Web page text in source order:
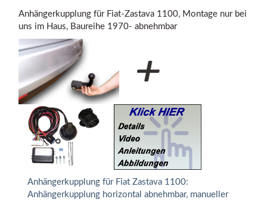
Anhängerkupplung für Fiat-Zastava 1100, Montage nur bei
uns im Haus, Baureihe 1970- abnehmbar
Anhängerkupplung für Fiat Zastava 1100:
Anhängerkupplung horizontal abnehmbar, manueller